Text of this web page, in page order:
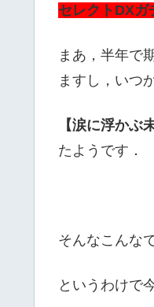
セレクトDXガ
まあ，半年で
ますし，いつ
【涙に浮かぶ
たようです．
そんなこんな
というわけで